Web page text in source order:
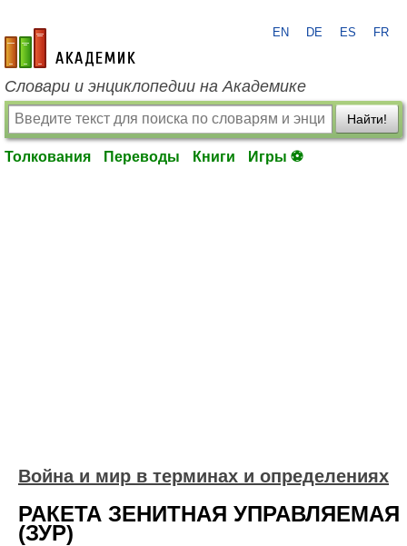
academic.ru
EN DE ES FR
Словари и энциклопедии на Академике
Найти!
Толкования Переводы Книги Игры ⚽
Война и мир в терминах и определениях
РАКЕТА ЗЕНИТНАЯ УПРАВЛЯЕМАЯ
(ЗУР)